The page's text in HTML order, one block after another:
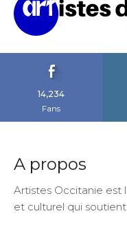
14,234
Fans
A propos
Artistes Occitanie est
et culturel qui